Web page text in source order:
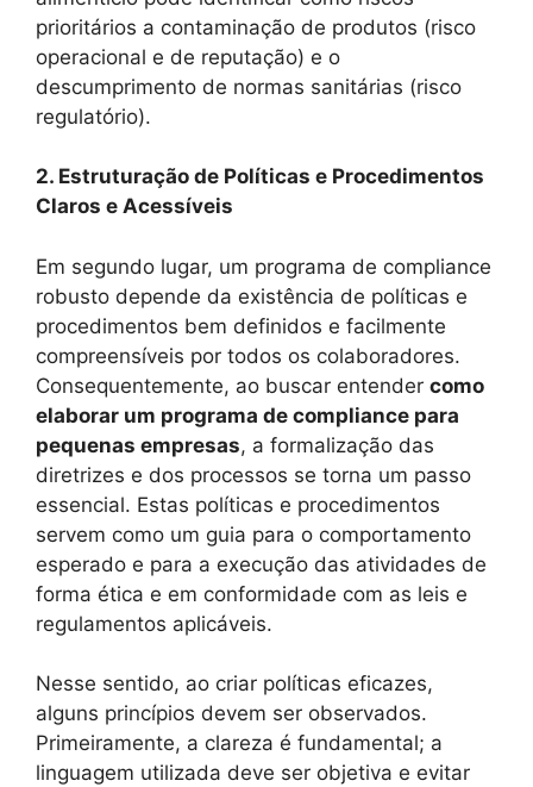
prioritários a contaminação de produtos (risco
operacional e de reputação) e o
descumprimento de normas sanitárias (risco
regulatório).
2. Estruturação de Políticas e Procedimentos
Claros e Acessíveis
Em segundo lugar, um programa de compliance
robusto depende da existência de políticas e
procedimentos bem definidos e facilmente
compreensíveis por todos os colaboradores.
Consequentemente, ao buscar entender como
elaborar um programa de compliance para
pequenas empresas, a formalização das
diretrizes e dos processos se torna um passo
essencial. Estas políticas e procedimentos
servem como um guia para o comportamento
esperado e para a execução das atividades de
forma ética e em conformidade com as leis e
regulamentos aplicáveis.
Nesse sentido, ao criar políticas eficazes,
alguns princípios devem ser observados.
Primeiramente, a clareza é fundamental; a
linguagem utilizada deve ser objetiva e evitar